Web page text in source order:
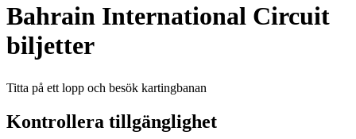
Bahrain International Circuit
biljetter
Titta på ett lopp och besök kartingbanan
Kontrollera tillgänglighet